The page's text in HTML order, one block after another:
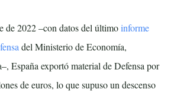
de 2022 –con datos del últimoinforme
del Ministerio de Economía,
España exportó material de Defensa por
de euros, lo que supuso un descenso